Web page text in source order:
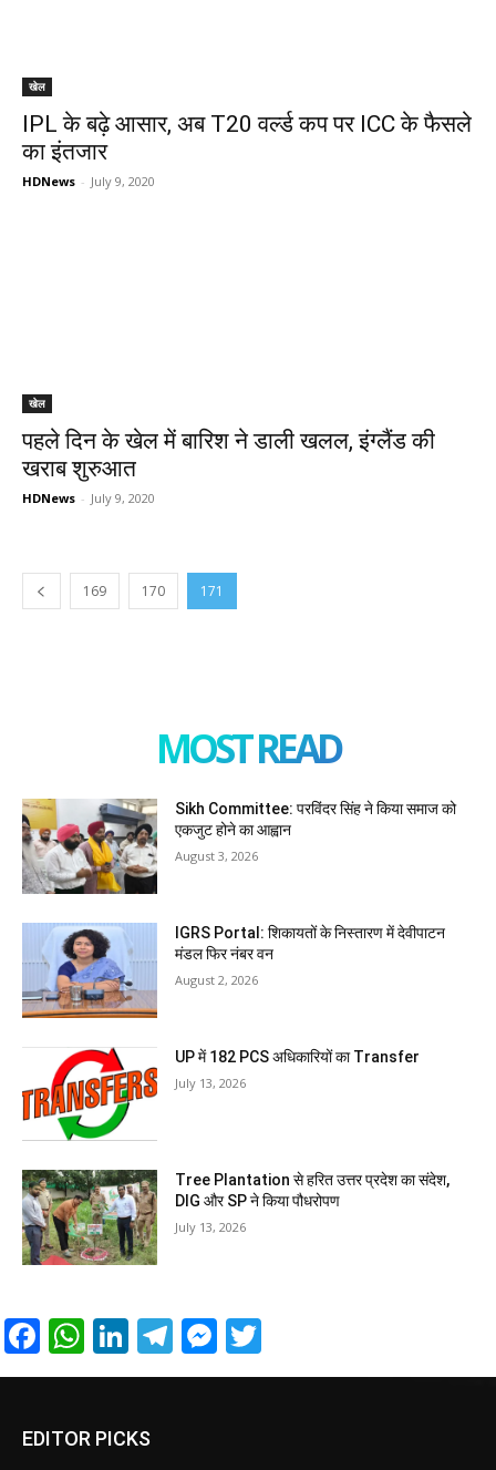
खेल
IPL के बढ़े आसार, अब T20 वर्ल्ड कप पर ICC के फैसले
का इंतजार
HDNews - July 9, 2020
खेल
पहले दिन के खेल में बारिश ने डाली खलल, इंग्लैंड की
खराब शुरुआत
HDNews - July 9, 2020
169 170 171
MOST READ
Sikh Committee: परविंदर सिंह ने किया समाज को
एकजुट होने का आह्वान
August 3, 2026
IGRS Portal: शिकायतों के निस्तारण में देवीपाटन
मंडल फिर नंबर वन
August 2, 2026
UP में 182 PCS अधिकारियों का Transfer
July 13, 2026
Tree Plantation से हरित उत्तर प्रदेश का संदेश,
DIG और SP ने किया पौधरोपण
July 13, 2026
Facebook
WhatsApp
LinkedIn
Telegram
Messenger
EDITOR PICKS